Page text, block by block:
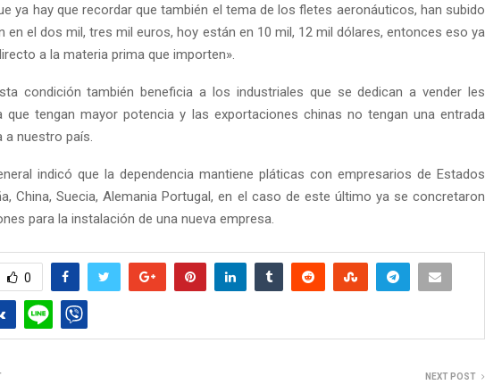
ya hay que recordar que también el tema de los fletes aeronáuticos, han subido
en el dos mil, tres mil euros, hoy están en 10 mil, 12 mil dólares, entonces eso ya
a la materia prima que importen».
condición también beneficia a los industriales que se dedican a vender les
que tengan mayor potencia y las exportaciones chinas no tengan una entrada
a nuestro país.
indicó que la dependencia mantiene pláticas con empresarios de Estados
China, Suecia, Alemania Portugal, en el caso de este último ya se concretaron
para la instalación de una nueva empresa.
0
NEXT POST